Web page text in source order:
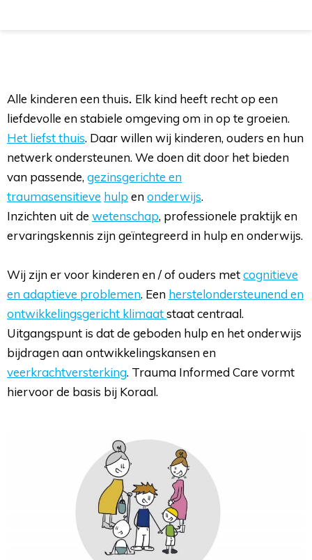
Alle kinderen een thuis. Elk kind heeft recht op een
liefdevolle en stabiele omgeving om in op te groeien.
Het liefst thuis. Daar willen wij kinderen, ouders en hun
netwerk ondersteunen. We doen dit door het bieden
van passende, gezinsgerichte en
traumasensitieve hulp en onderwijs.
Inzichten uit de wetenschap, professionele praktijk en
ervaringskennis zijn geïntegreerd in hulp en onderwijs.
Wij zijn er voor kinderen en / of ouders met cognitieve
en adaptieve problemen. Een herstelondersteunend en
ontwikkelingsgericht klimaatstaat centraal.
Uitgangspunt is dat de geboden hulp en het onderwijs
bijdragen aan ontwikkelingskansen en
veerkrachtversterking. Trauma Informed Care vormt
hiervoor de basis bij Koraal.